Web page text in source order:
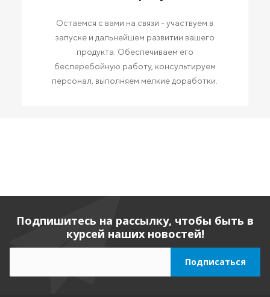
Остаемся с вами на связи - участвуем в
запуске и дальнейшем развитии вашего
продукта. Обеспечиваем его
бесперебойную работу, консультируем
персонал, выполняем мелкие доработки.
Подпишитесь на рассылку, чтобы быть в
курсей наших новостей!